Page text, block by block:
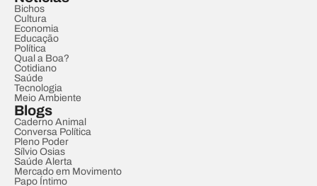
Bichos
Cultura
Economia
Educação
Política
Qual a Boa?
Cotidiano
Saúde
Tecnologia
Meio Ambiente
Blogs
Caderno Animal
Conversa Política
Pleno Poder
Sílvio Osias
Saúde Alerta
Mercado em Movimento
Papo Íntimo